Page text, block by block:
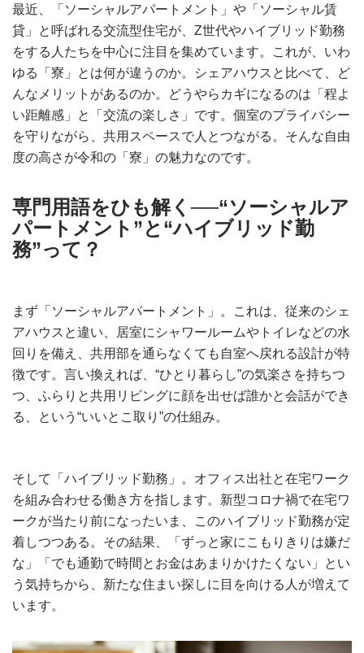
最近、「ソーシャルアパートメント」や「ソーシャル賃
貸」と呼ばれる交流型住宅が、Z世代やハイブリッド勤務
をする人たちを中心に注目を集めています。これが、いわ
ゆる「寮」とは何が違うのか。シェアハウスと比べて、ど
んなメリットがあるのか。どうやらカギになるのは「程よ
い距離感」と「交流の楽しさ」です。個室のプライバシー
を守りながら、共用スペースで人とつながる。そんな自由
度の高さが令和の「寮」の魅力なのです。
専門用語をひも解く──“ソーシャルア
パートメント”と“ハイブリッド勤
務”って？
まず「ソーシャルアパートメント」。これは、従来のシェ
アハウスと違い、居室にシャワールームやトイレなどの水
回りを備え、共用部を通らなくても自室へ戻れる設計が特
徴です。言い換えれば、“ひとり暮らし”の気楽さを持ちつ
つ、ふらりと共用リビングに顔を出せば誰かと会話ができ
る、という“いいとこ取り”の仕組み。
そして「ハイブリッド勤務」。オフィス出社と在宅ワーク
を組み合わせる働き方を指します。新型コロナ禍で在宅ワ
ークが当たり前になったいま、このハイブリッド勤務が定
着しつつある。その結果、「ずっと家にこもりきりは嫌だ
な」「でも通勤で時間とお金はあまりかけたくない」とい
う気持ちから、新たな住まい探しに目を向ける人が増えて
います。